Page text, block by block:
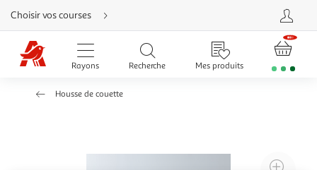
Aller
directement
au
contenu
Aller
directement
Aller
Choisir vos courses
Rayons Recherche Mes produits
Housse de couette